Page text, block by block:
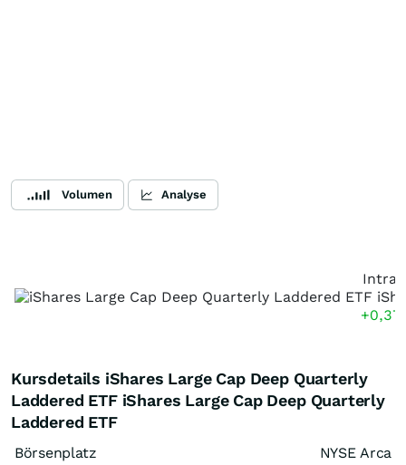
Volumen Analyse
+0,37
Kursdetails iShares Large Cap Deep Quarterly
Laddered ETF iShares Large Cap Deep Quarterly
Laddered ETF
Börsenplatz
NYSE Arca